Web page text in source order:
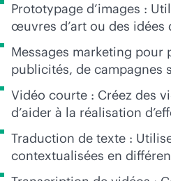
Prototypage d’images :
œuvres d’art ou des idées
Messages marketing pour
publicités, de campagnes
Vidéo courte : Créez des
d’aider à la réalisation
Traduction de texte :
contextualisées en